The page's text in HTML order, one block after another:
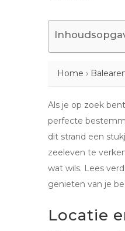
Home ›
Als je op zoek
perfecte
dit strand een
zeeleven te
wat wils. Lees
genieten van je
Locatie